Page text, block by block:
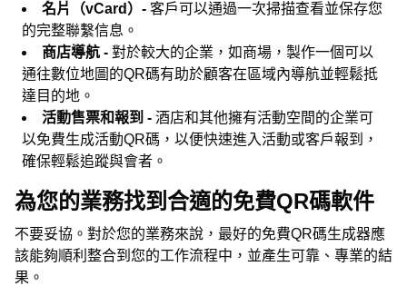
名片（vCard）- 客戶可以通過一次掃描查看並保存您
的完整聯繫信息。
商店導航 - 對於較大的企業，如商場，製作一個可以
通往數位地圖的QR碼有助於顧客在區域內導航並輕鬆抵
達目的地。
活動售票和報到 - 酒店和其他擁有活動空間的企業可
以免費生成活動QR碼，以便快速進入活動或客戶報到，
確保輕鬆追蹤與會者。
為您的業務找到合適的免費QR碼軟件
不要妥協。對於您的業務來說，最好的免費QR碼生成器應
該能夠順利整合到您的工作流程中，並產生可靠、專業的結
果。